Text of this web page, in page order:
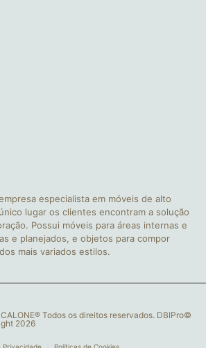
especialista em móveis de alto
lugar os clientes encontram a solução
Possui móveis para áreas internas e
e planejados, e objetos para compor
mais variados estilos.
Todos os direitos reservados. DBIPro©
2026